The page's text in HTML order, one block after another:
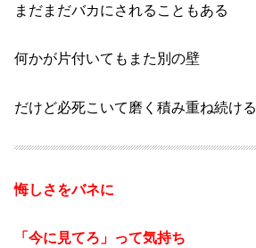
まだまだバカにされることもある
何かが片付いてもまた別の壁
だけど必死こいて磨く積み重ね続ける
悔しさをバネに
「今に見てろ」って気持ち